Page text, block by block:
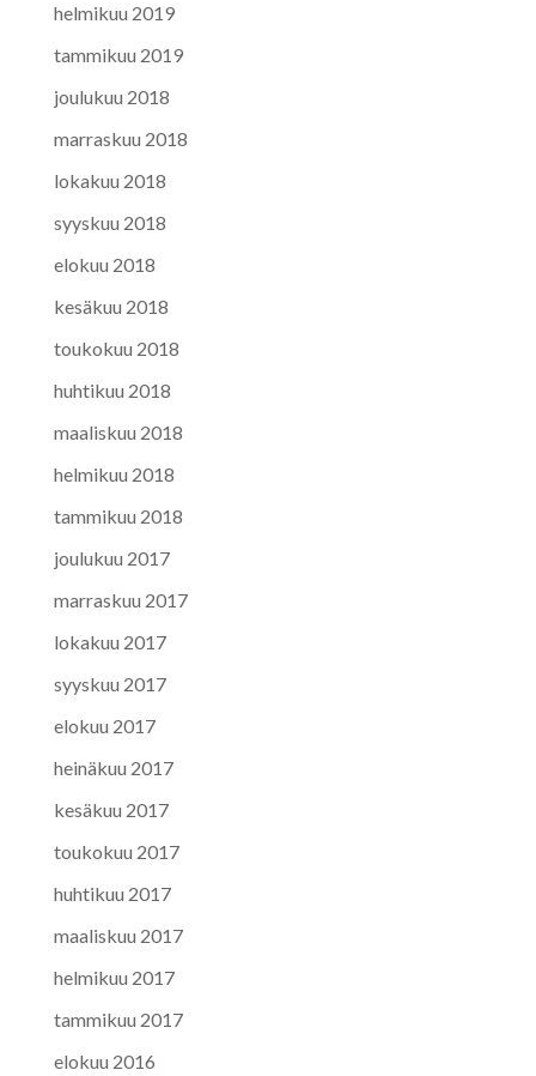
helmikuu 2019
tammikuu 2019
joulukuu 2018
marraskuu 2018
lokakuu 2018
syyskuu 2018
elokuu 2018
kesäkuu 2018
toukokuu 2018
huhtikuu 2018
maaliskuu 2018
helmikuu 2018
tammikuu 2018
joulukuu 2017
marraskuu 2017
lokakuu 2017
syyskuu 2017
elokuu 2017
heinäkuu 2017
kesäkuu 2017
toukokuu 2017
huhtikuu 2017
maaliskuu 2017
helmikuu 2017
tammikuu 2017
elokuu 2016